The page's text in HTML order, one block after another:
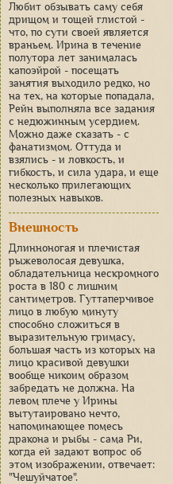
Любит обзывать саму себя
дрищом и тощей глистой -
что, по сути своей является
враньем. Ирина в течение
полутора лет занималась
капоэйрой - посещать
занятия выходило редко, но
на тех, на которые попадала,
Рейн выполняла все задания
с недюжинным усердием.
Можно даже сказать - с
фанатизмом. Оттуда и
взялись - и ловкость, и
гибкость, и сила удара, и еще
несколько прилегающих
полезных навыков.
Внешность
Длинноногая и плечистая
рыжеволосая девушка,
обладательница нескромного
роста в 180 с лишним
сантиметров. Гуттаперчивое
лицо в любую минуту
способно сложиться в
выразительную гримасу,
большая часть из которых на
лицо красивой девушки
вообще никоим образом
забредать не должна. На
левом плече у Ирины
вытутаировано нечто,
напоминающее помесь
дракона и рыбы - сама Ри,
когда ей задают вопрос об
этом изображении, отвечает:
"Чешуйчатое".